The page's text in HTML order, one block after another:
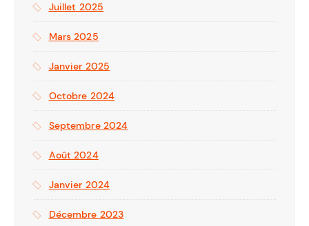
Juillet 2025
Mars 2025
Janvier 2025
Octobre 2024
Septembre 2024
Août 2024
Janvier 2024
Décembre 2023